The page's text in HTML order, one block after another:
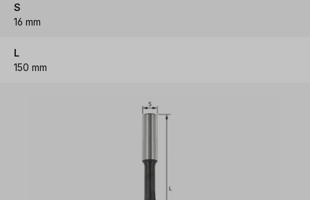
S
16 mm
L
150 mm